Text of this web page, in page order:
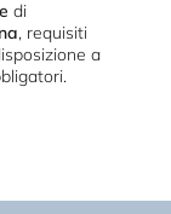
di
, requisiti
a